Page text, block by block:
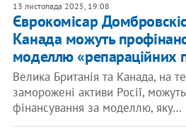
13 листопада 2025, 19:08
Єврокомісар
Канада можуть
моделлю «репараційних
Велика Британія та Канада, на
заморожені активи Росії,
фінансування за моделлю, яку…